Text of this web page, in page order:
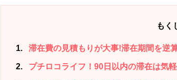
もく
1 滞在費の見積もりが大事!滞在期間を逆
2 プチロコライフ！90日以内の滞在は気